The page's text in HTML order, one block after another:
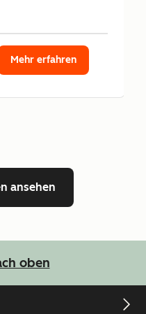
Mehr erfahren
ansehen
oben